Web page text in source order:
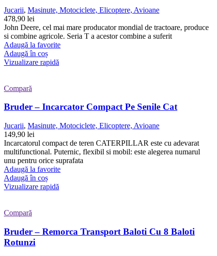
Jucarii, Masinute, Motociclete, Elicoptere, Avioane
478,90 lei
John Deere, cel mai mare producator mondial de tractoare, produce
si combine agricole. Seria T a acestor combine a suferit
Adaugă la favorite
Adaugă în coș
Vizualizare rapidă
Compară
Bruder – Incarcator Compact Pe Senile Cat
Jucarii, Masinute, Motociclete, Elicoptere, Avioane
149,90 lei
Incarcatorul compact de teren CATERPILLAR este cu adevarat
multifunctional. Puternic, flexibil si mobil: este alegerea numarul
unu pentru orice suprafata
Adaugă la favorite
Adaugă în coș
Vizualizare rapidă
Compară
Bruder – Remorca Transport Baloti Cu 8 Baloti
Rotunzi